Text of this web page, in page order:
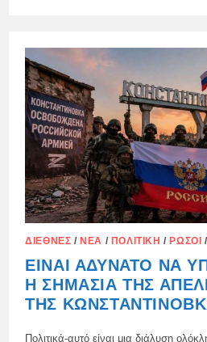
ΔΙΕΘΝΈΣ / ΝΈΑ / ΠΟΛΙΤΙΚΉ / ΡΏΣΟΙ
ΕΊΝΑΙ ΑΔΎΝΑΤΟ ΝΑ
Η ΣΗΜΑΣΊΑ ΤΗΣ
ΤΗΣ
Πολιτικά-αυτό είναι μια διάλυση